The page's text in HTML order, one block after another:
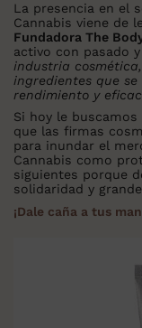
La presencia en el
Cannabis viene de
Fundadora The
activo con pasado
industria
ingredientes que
rendimiento y
Si hoy le
que las firmas
para inundar el
Cannabis como
siguientes porque
solidaridad y
¡Dale caña a tus